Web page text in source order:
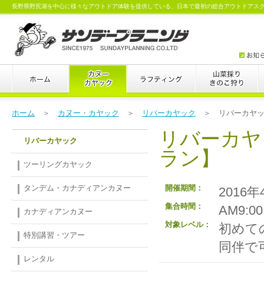
長野県野尻湖を中心に様々なアウトドア体験を提供している、日本で最初の総合アウトドアス
ホーム ＞ カヌー・カヤック ＞ リバーカヤック ＞ リバーカヤッ
リバーカ
ラン】
開催期間： 2016
集合時間： AM9:00
対象レベル：
初めて
同伴で
リバーカヤック
ツーリングカヤック
タンデム・カナディアンカヌー
カナディアンカヌー
特別講習・ツアー
レンタル